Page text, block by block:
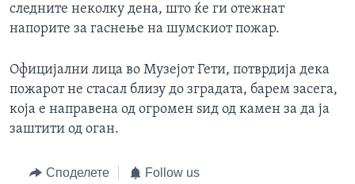
следните неколку дена, што ќе ги отежнат
напорите за гаснење на шумскиот пожар.
Официјални лица во Музејот Гети, потврдија дека
пожарот не стасал близу до зградата, барем засега,
која е направена од огромен ѕид од камен за да ја
заштити од оган.
Споделете Follow us